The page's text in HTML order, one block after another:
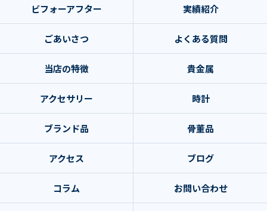
ビフォーアフター 実績紹介
ごあいさつ よくある質問
当店の特徴 貴金属
アクセサリー 時計
ブランド品 骨董品
アクセス ブログ
コラム お問い合わせ